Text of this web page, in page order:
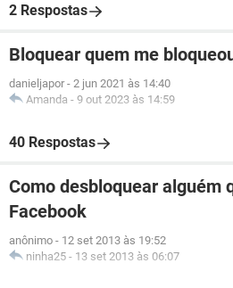
2 Respostas
Bloquear quem me
danieljapor - 2 jun 2021 às 14:40
Amanda - 9 out 2023 às 14:59
40 Respostas
Como desbloquear alguém
Facebook
anônimo - 12 set 2013 às 19:52
ninha25 - 13 set 2013 às 06:07